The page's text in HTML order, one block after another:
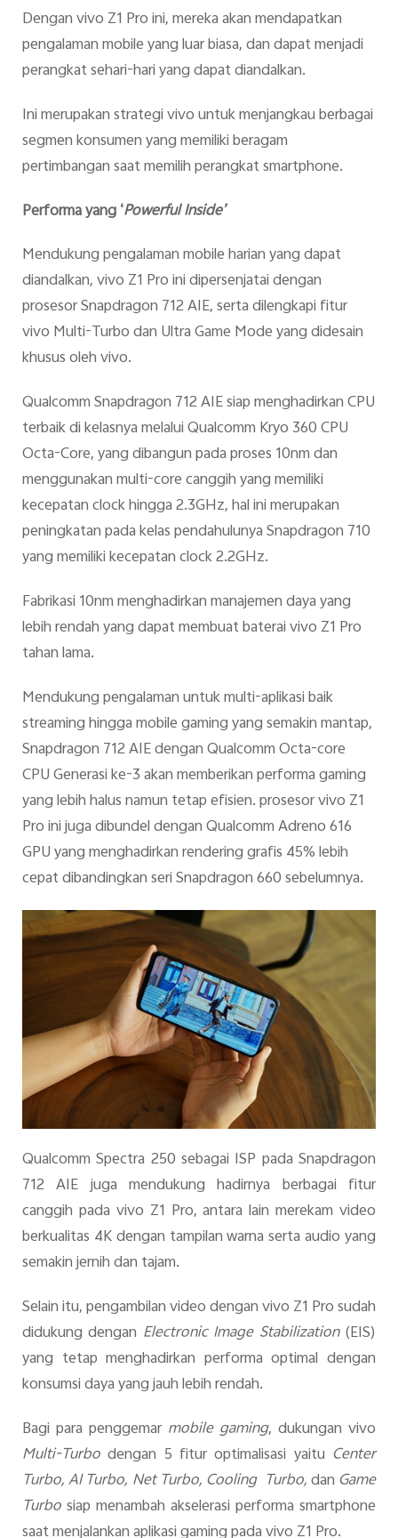
Dengan vivo Z1 Pro ini, mereka akan mendapatkan
pengalaman mobile yang luar biasa, dan dapat menjadi
perangkat sehari-hari yang dapat diandalkan.
Ini merupakan strategi vivo untuk menjangkau berbagai
segmen konsumen yang memiliki beragam
pertimbangan saat memilih perangkat smartphone.
Performa yang ‘Powerful Inside’
Mendukung pengalaman mobile harian yang dapat
diandalkan, vivo Z1 Pro ini dipersenjatai dengan
prosesor Snapdragon 712 AIE, serta dilengkapi fitur
vivo Multi-Turbo dan Ultra Game Mode yang didesain
khusus oleh vivo.
Qualcomm Snapdragon 712 AIE siap menghadirkan CPU
terbaik di kelasnya melalui Qualcomm Kryo 360 CPU
Octa-Core, yang dibangun pada proses 10nm dan
menggunakan multi-core canggih yang memiliki
kecepatan clock hingga 2.3GHz, hal ini merupakan
peningkatan pada kelas pendahulunya Snapdragon 710
yang memiliki kecepatan clock 2.2GHz.
Fabrikasi 10nm menghadirkan manajemen daya yang
lebih rendah yang dapat membuat baterai vivo Z1 Pro
tahan lama.
Mendukung pengalaman untuk multi-aplikasi baik
streaming hingga mobile gaming yang semakin mantap,
Snapdragon 712 AIE dengan Qualcomm Octa-core
CPU Generasi ke-3 akan memberikan performa gaming
yang lebih halus namun tetap efisien. prosesor vivo Z1
Pro ini juga dibundel dengan Qualcomm Adreno 616
GPU yang menghadirkan rendering grafis 45% lebih
cepat dibandingkan seri Snapdragon 660 sebelumnya.
Qualcomm Spectra 250 sebagai ISP pada Snapdragon
712 AIE juga mendukung hadirnya berbagai fitur
canggih pada vivo Z1 Pro, antara lain merekam video
berkualitas 4K dengan tampilan warna serta audio yang
semakin jernih dan tajam.
Selain itu, pengambilan video dengan vivo Z1 Pro sudah
didukung dengan Electronic Image Stabilization(EIS)
yang tetap menghadirkan performa optimal dengan
konsumsi daya yang jauh lebih rendah.
Bagi para penggemar mobile gaming, dukungan vivo
Multi-Turbodengan 5 fitur optimalisasi yaitu Center
Turbo, AI Turbo, Net Turbo, Cooling Turbo,dan Game
Turbosiap menambah akselerasi performa smartphone
saat menjalankan aplikasi gaming pada vivo Z1 Pro.